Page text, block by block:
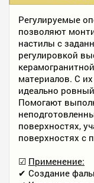
ФОТО
КОНТАКТЫ
ПОЛЕЗНОЕ
Регулируемые
позволяют
настилы с
регулировкой
материалов. С
идеально
Помогают
поверхностях,
поверхностях с
☑ Применение:
✔ Создание